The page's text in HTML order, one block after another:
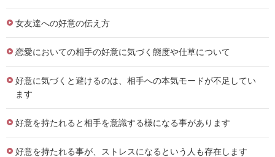
女友達への好意の伝え方
恋愛においての相手の好意に気づく態度や仕草について
好意に気づくと避けるのは、相手への本気モードが不足してい
ます
好意を持たれると相手を意識する様になる事があります
好意を持たれる事が、ストレスになるという人も存在します